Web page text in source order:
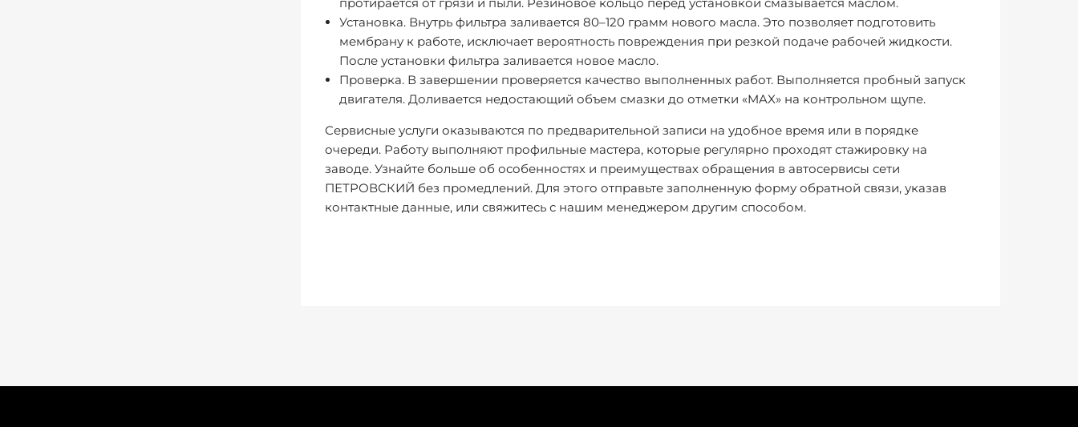
Установка. Внутрь фильтра заливается 80–120 грамм нового масла. Это позволяет подготовить
мембрану к работе, исключает вероятность повреждения при резкой подаче рабочей жидкости.
После установки фильтра заливается новое масло.
Проверка. В завершении проверяется качество выполненных работ. Выполняется пробный запуск
двигателя. Доливается недостающий объем смазки до отметки «MAX» на контрольном щупе.
Сервисные услуги оказываются по предварительной записи на удобное время или в порядке
очереди. Работу выполняют профильные мастера, которые регулярно проходят стажировку на
заводе. Узнайте больше об особенностях и преимуществах обращения в автосервисы сети
ПЕТРОВСКИЙ без промедлений. Для этого отправьте заполненную форму обратной связи, указав
контактные данные, или свяжитесь с нашим менеджером другим способом.